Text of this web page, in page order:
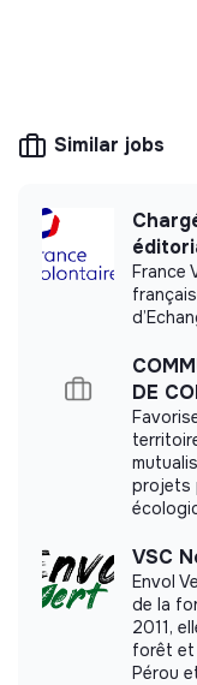
More
Website
Between 50
employees
Impact
Interfel /
impact
Labels
Similar jobs
France
DE
projets
VSC
Envol
de la
2011,
forêt et
Pérou